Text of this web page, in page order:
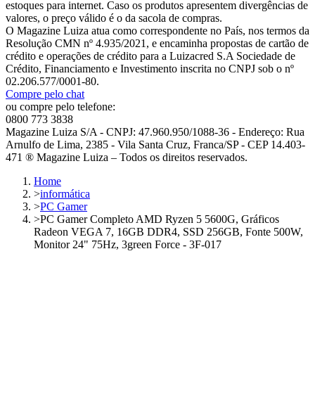
estoques para internet. Caso os produtos apresentem divergências de
valores, o preço válido é o da sacola de compras.
O Magazine Luiza atua como correspondente no País, nos termos da
Resolução CMN nº 4.935/2021, e encaminha propostas de cartão de
crédito e operações de crédito para a Luizacred S.A Sociedade de
Crédito, Financiamento e Investimento inscrita no CNPJ sob o nº
02.206.577/0001-80.
Compre pelo chat
ou compre pelo telefone:
0800 773 3838
Magazine Luiza S/A - CNPJ: 47.960.950/1088-36 - Endereço: Rua
Arnulfo de Lima, 2385 - Vila Santa Cruz, Franca/SP - CEP 14.403-
471 ® Magazine Luiza – Todos os direitos reservados.
Home
>informática
>PC Gamer
>PC Gamer Completo AMD Ryzen 5 5600G, Gráficos
Radeon VEGA 7, 16GB DDR4, SSD 256GB, Fonte 500W,
Monitor 24" 75Hz, 3green Force - 3F-017